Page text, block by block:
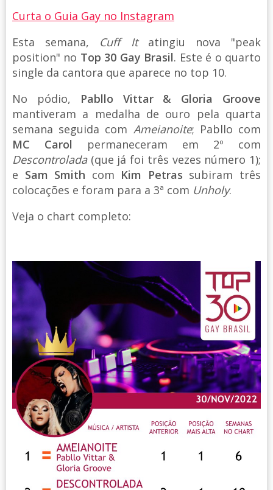
Curta o Guia Gay no Instagram
Esta semana, Cuff Itatingiu nova "peak
position" no Top 30 Gay Brasil. Este é o quarto
single da cantora que aparece no top 10.
No pódio, Pabllo Vittar & Gloria Groove
mantiveram a medalha de ouro pela quarta
semana seguida com Ameianoite; Pabllo com
MC Carol permaneceram em 2º com
Descontrolada(que já foi três vezes número 1);
e Sam Smith com Kim Petras subiram três
colocações e foram para a 3ª com Unholy.
Veja o chart completo: